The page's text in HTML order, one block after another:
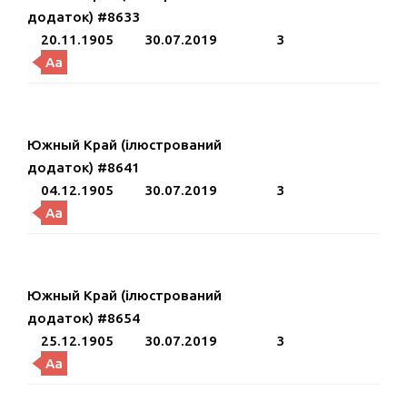
додаток) #8633
20.11.1905
30.07.2019
3
Aa
Южный Край (ілюстрований
додаток) #8641
04.12.1905
30.07.2019
3
Aa
Южный Край (ілюстрований
додаток) #8654
25.12.1905
30.07.2019
3
Aa